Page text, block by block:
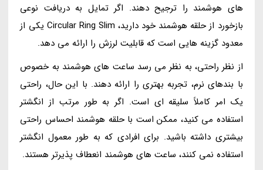
های هوشمند را ترجیح دهند. اگر تمایل به دریافت نوعی
بازخورد از حلقه هوشمند خود دارید، Circular Ring Slim یکی از
معدود گزینه هایی است که قابلیت لرزش را ارائه می دهد.
از نظر راحتی، به نظر می رسد ساعت های هوشمند به خصوص
با بندهای نرم، تجربه بهتری را ارائه دهند. با این حال، راحتی
یک امر کاملاً سلیقه ای است. اگر به طور مرتب از انگشتر
استفاده می کنید، ممکن است با حلقه هوشمند احساس راحتی
بیشتری داشته باشید. برای افرادی که به طور معمول انگشتر
استفاده نمی کنند، ساعت های هوشمند انعطاف پذیرتر هستند.